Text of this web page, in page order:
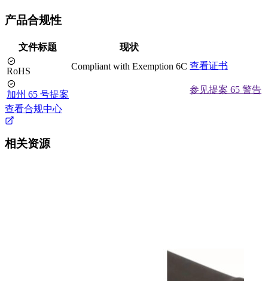
产品合规性
文件标题 现状
RoHS Compliant with Exemption 6C 查看证书
加州 65 号提案
参见提案 65 警告
查看合规中心
相关资源